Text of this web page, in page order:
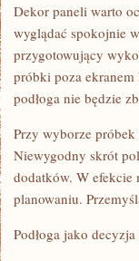
Dekor paneli warto
wyglądać spokojnie
przygotowujący
próbki poza
podłoga nie będzie
Przy wyborze
Niewygodny skrót
dodatków. W efekcie
planowaniu.
Podłoga jako